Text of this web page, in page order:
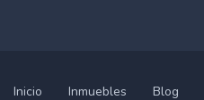
Inicio Inmuebles Blog